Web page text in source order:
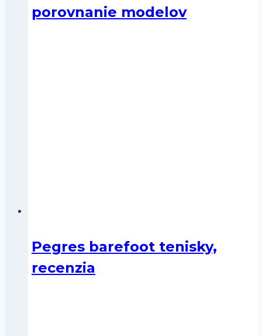
porovnanie modelov
Pegres barefoot tenisky,
recenzia